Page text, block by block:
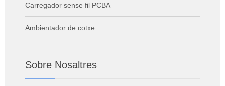
Carregador sense fil PCBA
Ambientador de cotxe
Sobre Nosaltres